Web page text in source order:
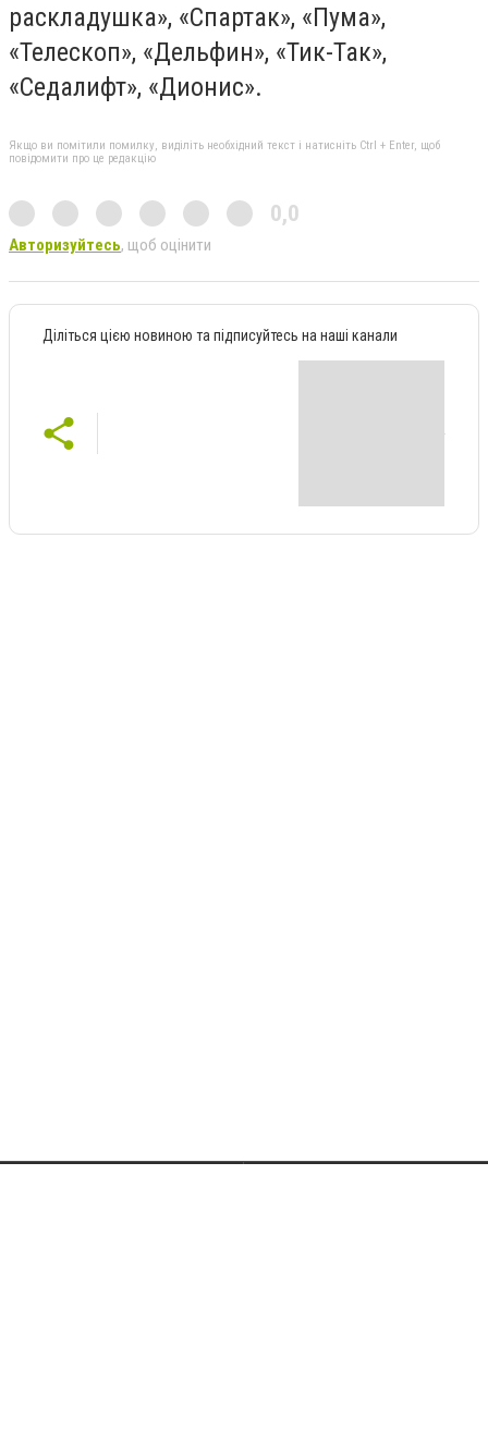
раскладушка», «Спартак», «Пума»,
«Телескоп», «Дельфин», «Тик-Так»,
«Седалифт», «Дионис».
Якщо ви помітили помилку, виділіть необхідний текст і натисніть Ctrl + Enter, щоб
повідомити про це редакцію
0,0
Авторизуйтесь, щоб оцінити
Діліться цією новиною та підписуйтесь на наші канали